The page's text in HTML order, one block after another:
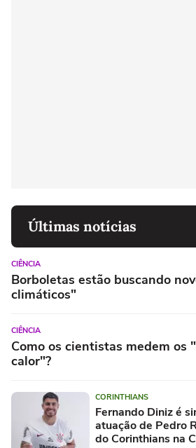
Últimas notícias
CIÊNCIA
Borboletas estão buscando
climáticos"
CIÊNCIA
Como os cientistas medem os
calor"?
CORINTHIANS
Fernando Diniz é
atuação de Pedro
do Corinthians na